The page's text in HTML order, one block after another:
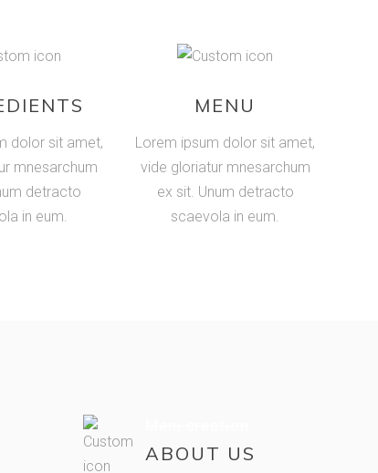
dolor sit amet,
mnesarchum
detracto
in eum.
MENU
Lorem ipsum dolor sit amet,
vide gloriatur mnesarchum
ex sit. Unum detracto
scaevola in eum.
ABOUT US